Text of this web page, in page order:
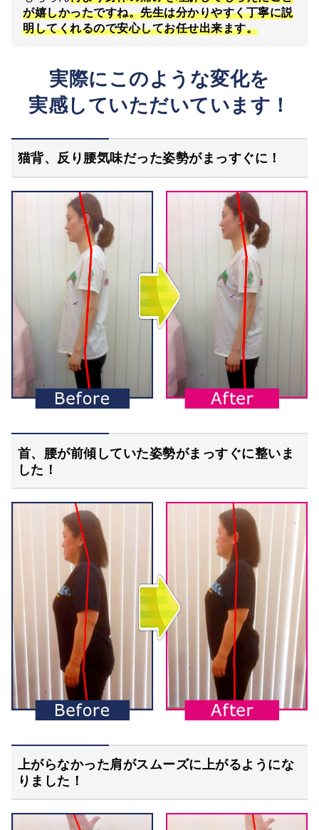
が嬉しかったですね。先生は分かりやすく丁寧に説
明してくれるので安心してお任せ出来ます。
実際にこのような変化を
実感していただいています！
猫背、反り腰気味だった姿勢がまっすぐに！
首、腰が前傾していた姿勢がまっすぐに整いま
した！
上がらなかった肩がスムーズに上がるようにな
りました！